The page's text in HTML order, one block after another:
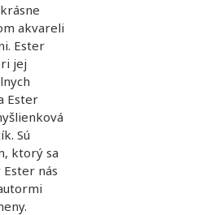
akvareli
Ester
jej
Ester
Sú
ktorý sa
nás